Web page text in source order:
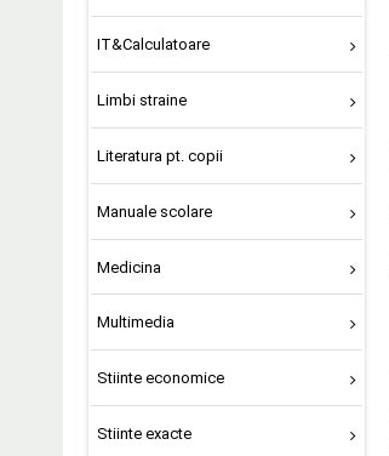
IT&Calculatoare
Limbi straine
Literatura pt. copii
Manuale scolare
Medicina
Multimedia
Stiinte economice
Stiinte exacte